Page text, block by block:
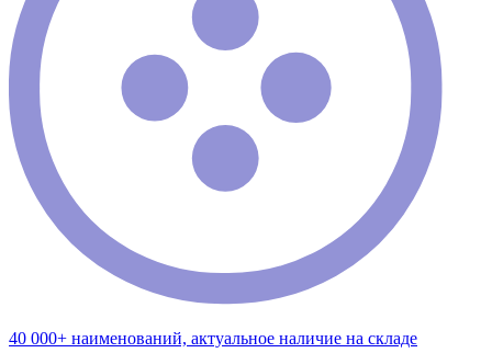
40 000+ наименований, актуальное наличие на складе